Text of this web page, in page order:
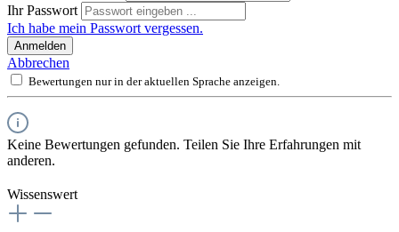
Ihr Passwort
Ich habe mein Passwort vergessen.
Anmelden
Abbrechen
Bewertungen nur in der aktuellen Sprache anzeigen.
Keine Bewertungen gefunden. Teilen Sie Ihre Erfahrungen mit
anderen.
Wissenswert